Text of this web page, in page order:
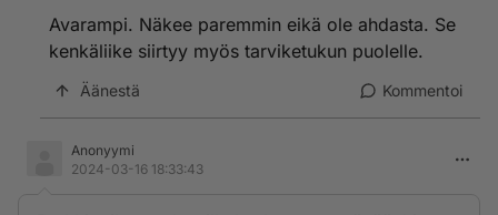
Avarampi. Näkee paremmin eikä ole ahdasta. Se
kenkäliike siirtyy myös tarviketukun puolelle.
Äänestä Kommentoi
Anonyymi
2024-03-16 18:33:43